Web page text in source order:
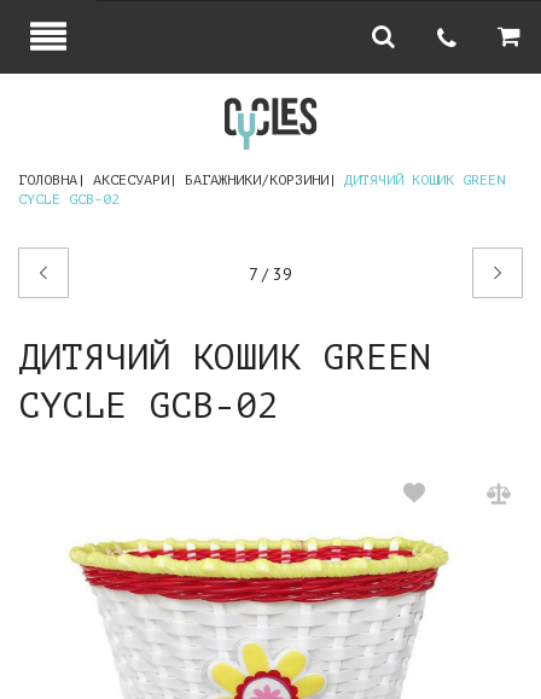
ГОЛОВНА АКСЕСУАРИ БАГАЖНИКИ/КОРЗИНИ
ДИТЯЧИЙ КОШИК GREEN
CYCLE GCB-02
7 / 39
Наступний
ДИТЯЧИЙ КОШИК GREEN
CYCLE GCB-02